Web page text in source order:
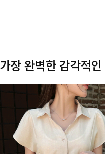
가장 완벽한 감각적인